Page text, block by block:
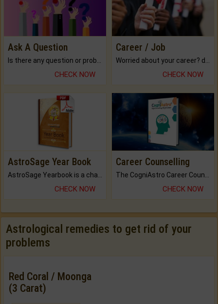
Ask A Question
Is there any question or problem lingering.
CHECK NOW
Career / Job
Worried about your career? don't know what is.
CHECK NOW
AstroSage Year Book
AstroSage Yearbook is a channel to fulfill your dreams and destiny.
CHECK NOW
Career Counselling
The CogniAstro Career Counselling Report is the most comprehensive report available on this topic.
CHECK NOW
Astrological remedies to get rid of your
problems
Red Coral / Moonga
(3 Carat)